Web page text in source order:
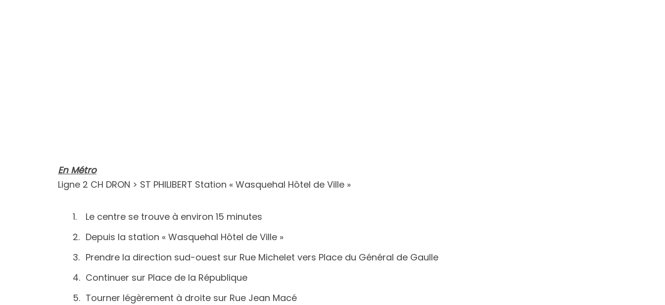
En Métro
Ligne 2 CH DRON > ST PHILIBERT Station « Wasquehal Hôtel de Ville »
Le centre se trouve à environ 15 minutes
Depuis la station « Wasquehal Hôtel de Ville »
Prendre la direction sud-ouest sur Rue Michelet vers Place du Général de Gaulle
Continuer sur Place de la République
Tourner légèrement à droite sur Rue Jean Macé